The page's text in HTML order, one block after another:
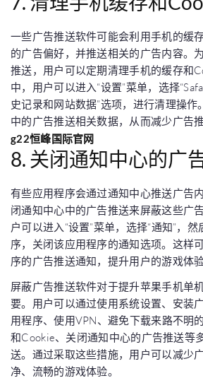
一些广告推送软件可能会利用手机的缓
的广告偏好，并推送相关的广告内容。
推送，用户可以定期清理手机的缓存和
中，用户可以进入“设置”菜单，选择
史记录和网站数据”选项，进行清理操作
中的广告推送相关数据，从而减少广告推
g22恒峰国际官网
8. 关闭通知中心的广
有些应用程序会通过通知中心推送广告
闭通知中心中的广告推送来屏蔽这些广
户可以进入“设置”菜单，选择“通知”，
序，关闭该应用程序的通知选项。这样
序的广告推送通知，提升用户的游戏体验
屏蔽广告推送软件对于提升苹果手机单
要。用户可以通过使用系统设置、安装
用程序、使用VPN、避免下载来路不明
和Cookie、关闭通知中心的广告推送等
送。通过采取这些措施，用户可以减少
净、流畅的游戏体验。